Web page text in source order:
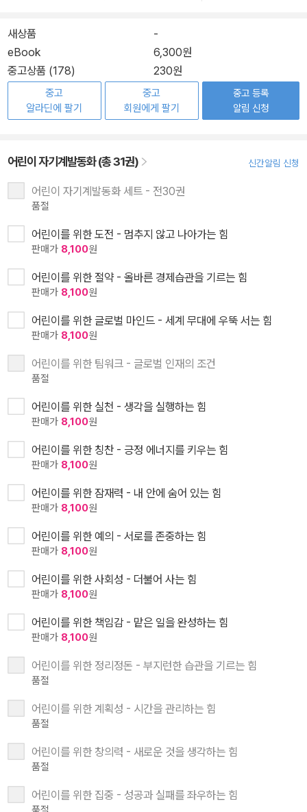
새상품
-
eBook
6,300원
중고상품 (178)
230원
중고
알라딘에 팔기
중고
회원에게 팔기
중고 등록
알림 신청
어린이 자기계발동화 (총 31권) 신간알림 신청
어린이 자기계발동화 세트 - 전30권
품절
어린이를 위한 도전 - 멈추지 않고 나아가는 힘
판매가 8,100원
어린이를 위한 절약 - 올바른 경제습관을 기르는 힘
판매가 8,100원
어린이를 위한 글로벌 마인드 - 세계 무대에 우뚝 서는 힘
판매가 8,100원
어린이를 위한 팀워크 - 글로벌 인재의 조건
품절
어린이를 위한 실천 - 생각을 실행하는 힘
판매가 8,100원
어린이를 위한 칭찬 - 긍정 에너지를 키우는 힘
판매가 8,100원
어린이를 위한 잠재력 - 내 안에 숨어 있는 힘
판매가 8,100원
어린이를 위한 예의 - 서로를 존중하는 힘
판매가 8,100원
어린이를 위한 사회성 - 더불어 사는 힘
판매가 8,100원
어린이를 위한 책임감 - 맡은 일을 완성하는 힘
판매가 8,100원
어린이를 위한 정리정돈 - 부지런한 습관을 기르는 힘
품절
어린이를 위한 계획성 - 시간을 관리하는 힘
품절
어린이를 위한 창의력 - 새로운 것을 생각하는 힘
품절
어린이를 위한 집중 - 성공과 실패를 좌우하는 힘